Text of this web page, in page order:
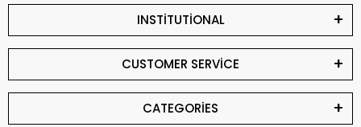
INSTİTUTİONAL
CUSTOMER SERVİCE
CATEGORİES